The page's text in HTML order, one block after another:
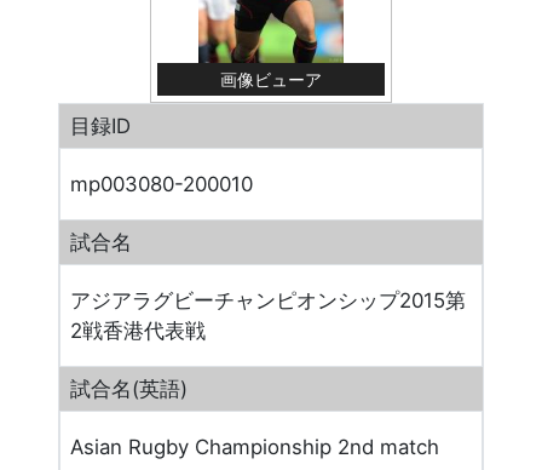
画像ビューア
目録ID
mp003080-200010
試合名
アジアラグビーチャンピオンシップ2015第
2戦香港代表戦
試合名(英語)
Asian Rugby Championship 2nd match